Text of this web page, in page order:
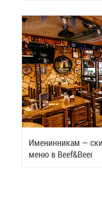
Име­нин­ни­кам —
ме­ню в Beef&Beer